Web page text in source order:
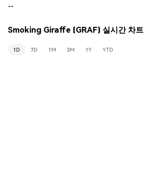
--
Smoking Giraffe (GRAF) 실시간 차트
1D 7D 1M 3M 1Y YTD